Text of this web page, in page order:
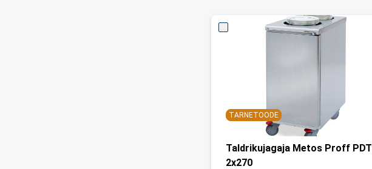
TARNETOODE
Taldrikujagaja Metos Proff PDT
2x270